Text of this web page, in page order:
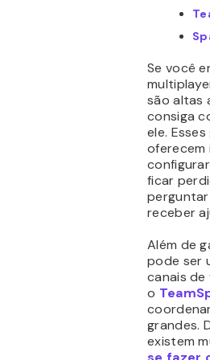
consignação? Um guia
como funciona
de consignação? Que tipos de
Os itens vendidos em lojas de